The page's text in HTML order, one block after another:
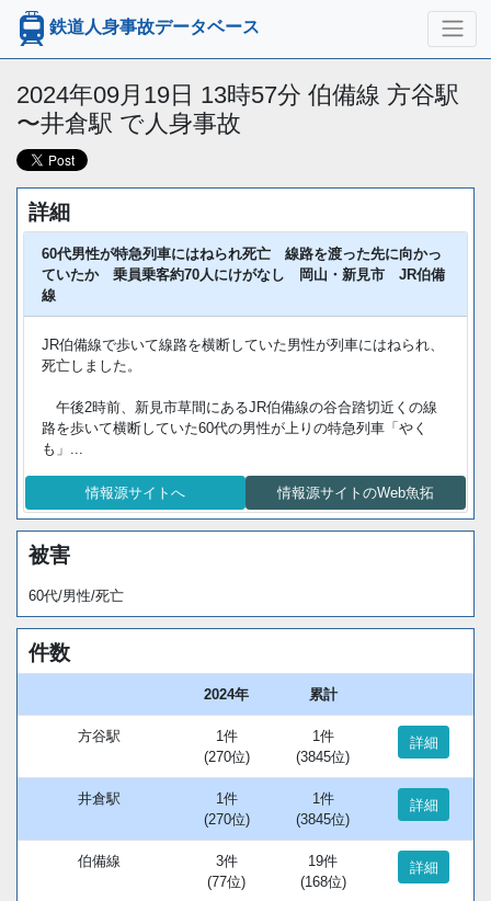
鉄道人身事故データベース
2024年09月19日 13時57分 伯備線 方谷駅
〜井倉駅 で人身事故
詳細
60代男性が特急列車にはねられ死亡 線路を渡った先に向かっ
ていたか 乗員乗客約70人にけがなし 岡山・新見市 JR伯備
線
JR伯備線で歩いて線路を横断していた男性が列車にはねられ、
死亡しました。
午後2時前、新見市草間にあるJR伯備線の谷合踏切近くの線
路を歩いて横断していた60代の男性が上りの特急列車「やく
も」...
情報源サイトへ 情報源サイトのWeb魚拓
被害
60代/男性/死亡
件数
2024年 累計
方谷駅
1件
(270位)
1件
(3845位)
詳細
井倉駅
1件
(270位)
1件
(3845位)
詳細
伯備線
3件
(77位)
19件
(168位)
詳細